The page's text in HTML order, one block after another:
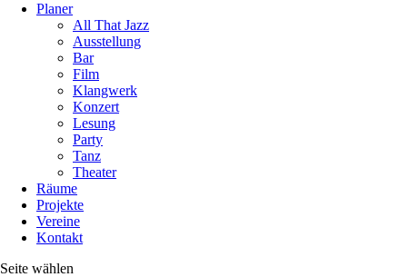
Planer
All That Jazz
Ausstellung
Bar
Film
Klangwerk
Konzert
Lesung
Party
Tanz
Theater
Räume
Projekte
Vereine
Kontakt
Seite wählen